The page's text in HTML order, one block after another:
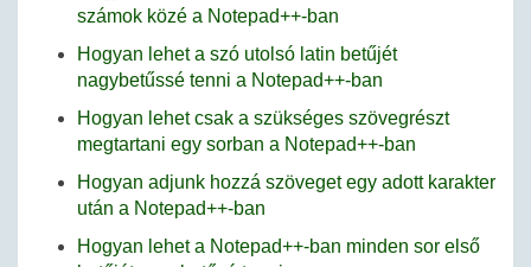
számok közé a Notepad++-ban
Hogyan lehet a szó utolsó latin betűjét
nagybetűssé tenni a Notepad++-ban
Hogyan lehet csak a szükséges szövegrészt
megtartani egy sorban a Notepad++-ban
Hogyan adjunk hozzá szöveget egy adott karakter
után a Notepad++-ban
Hogyan lehet a Notepad++-ban minden sor első